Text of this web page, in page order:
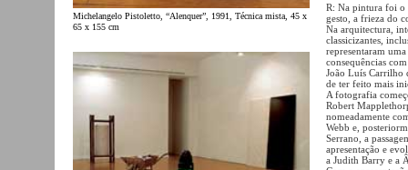
Michelangelo Pistoletto, “Alenquer”, 1991, Técnica mista, 45 x
65 x 155 cm
R: Na pintura foi o
gesto, a frieza do
Na arquitectura,
classicizantes,
representaram
consequências
João Luís Carrilho
de ter feito mais
A fotografia
Robert
nomeadamente
Webb e,
Serrano, a
apresentação e
a Judith Barry e a